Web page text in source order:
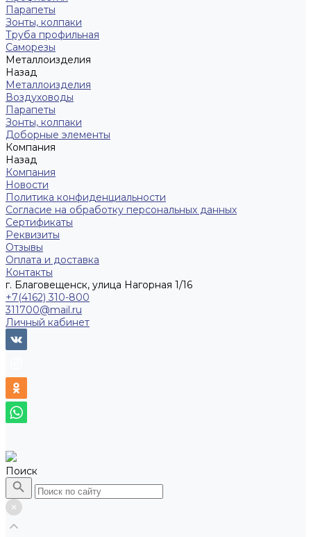
Парапеты
Зонты, колпаки
Труба профильная
Саморезы
Металлоизделия
Назад
Металлоизделия
Воздуховоды
Парапеты
Зонты, колпаки
Доборные элементы
Компания
Назад
Компания
Новости
Политика конфиденциальности
Согласие на обработку персональных данных
Сертификаты
Реквизиты
Отзывы
Оплата и доставка
Контакты
г. Благовещенск, улица Нагорная 1/16
+7(4162) 310-800
311700@mail.ru
Личный кабинет
Поиск